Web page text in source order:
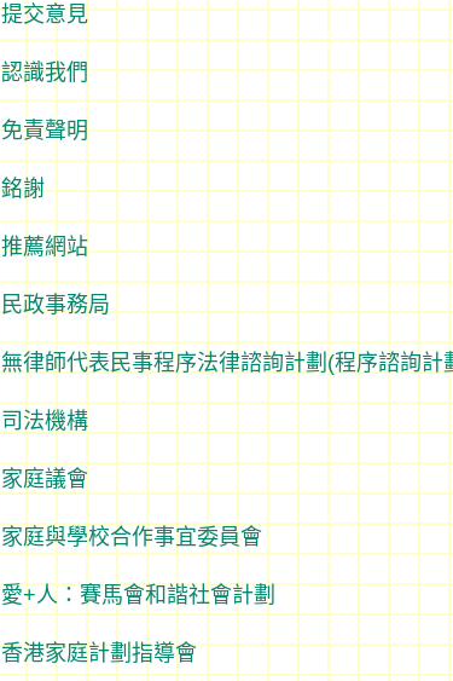
提交意見
認識我們
免責聲明
銘謝
推薦網站
民政事務局
無律師代表民事程序法律諮詢計劃(程序諮詢計
司法機構
家庭議會
家庭與學校合作事宜委員會
愛+人：賽馬會和諧社會計劃
香港家庭計劃指導會